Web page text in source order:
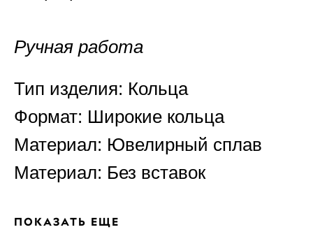
Ручная работа
Тип изделия: Кольца
Формат: Широкие кольца
Материал: Ювелирный сплав
Материал: Без вставок
ПОКАЗАТЬ ЕЩЕ